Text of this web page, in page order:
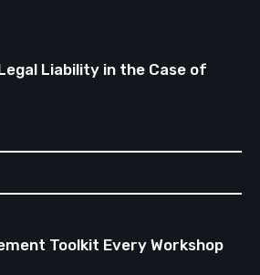
Liability in the Case of
Toolkit Every Workshop